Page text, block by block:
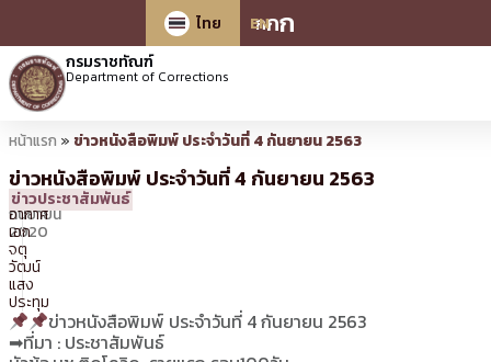
กกก
ไทย
EN
กรมราชทัณฑ์
Department of Corrections
หน้าแรก » ข่าวหนังสือพิมพ์ ประจำวันที่ 4 กันยายน 2563
ข่าวหนังสือพิมพ์ ประจำวันที่ 4 กันยายน 2563
4
กันยายน
2020
09:57 น.
โดย
จ่า
อากาศ
เอก
จตุ
วัฒน์
แสง
ประทุม
ข่าวประชาสัมพันธ์
ข่าวหนังสือพิมพ์ ประจำวันที่ 4 กันยายน 2563
➡ที่มา : ประชาสัมพันธ์